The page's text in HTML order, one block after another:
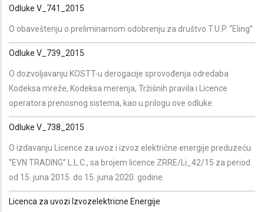
Odluke V_741_2015
O obaveštenju o preliminarnom odobrenju za društvo T.U.P. “Eling”
Odluke V_739_2015
O dozvoljavanju KOSTT-u derogacije sprovođenja odredaba
Kodeksa mreže, Kodeksa merenja, Tržišnih pravila i Licence
operatora prenosnog sistema, kao u prilogu ove odluke.
Odluke V_738_2015
O izdavanju Licence za uvoz i izvoz električne energije preduzeću
‘’EVN TRADING’’ L.L.C., sa brojem licence ZRRE/Li_42/15 za period
od 15. juna 2015. do 15. juna 2020. godine.
Licenca za uvozi Izvozelektricne Energije